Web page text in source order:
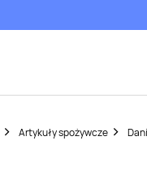
Artykuły spożywcze